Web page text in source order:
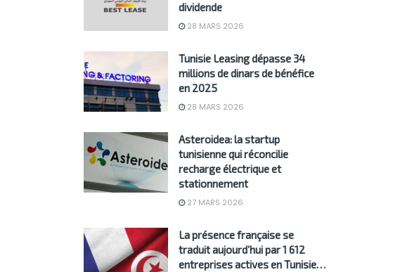
dividende
28 MARS 2026
Tunisie Leasing dépasse 34
millions de dinars de bénéfice
en 2025
28 MARS 2026
Asteroidea: la startup
tunisienne qui réconcilie
recharge électrique et
stationnement
27 MARS 2026
La présence française se
traduit aujourd’hui par 1 612
entreprises actives en Tunisie…